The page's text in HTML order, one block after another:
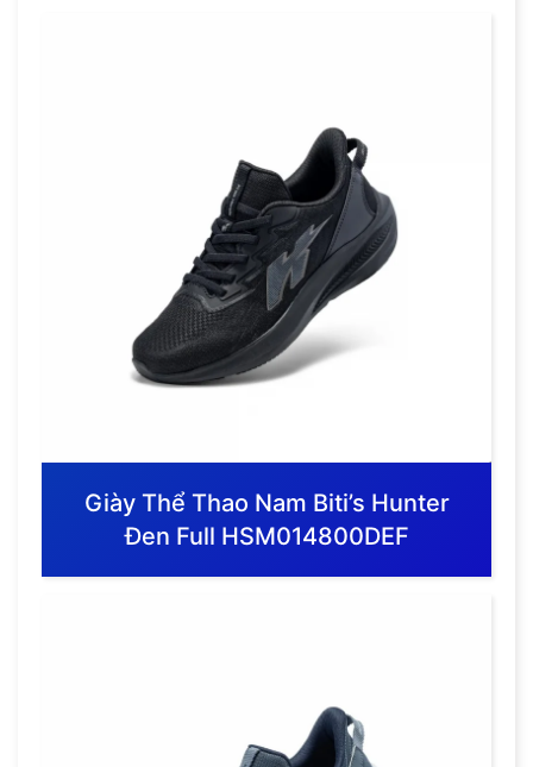
Giày Thể Thao Nam Biti’s Hunter
Đen Full HSM014800DEF